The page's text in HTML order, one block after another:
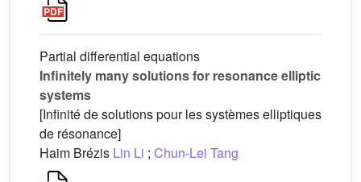
Partial differential equations
Infinitely many solutions for resonance elliptic
systems
[Infinité de solutions pour les systèmes elliptiques
de résonance]
Haim Brézis Lin Li ; Chun-Lei Tang